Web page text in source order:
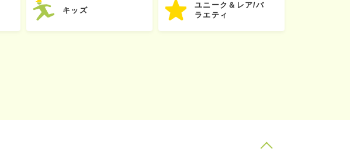
キッズ
ユニーク＆レア/バ
ラエティ